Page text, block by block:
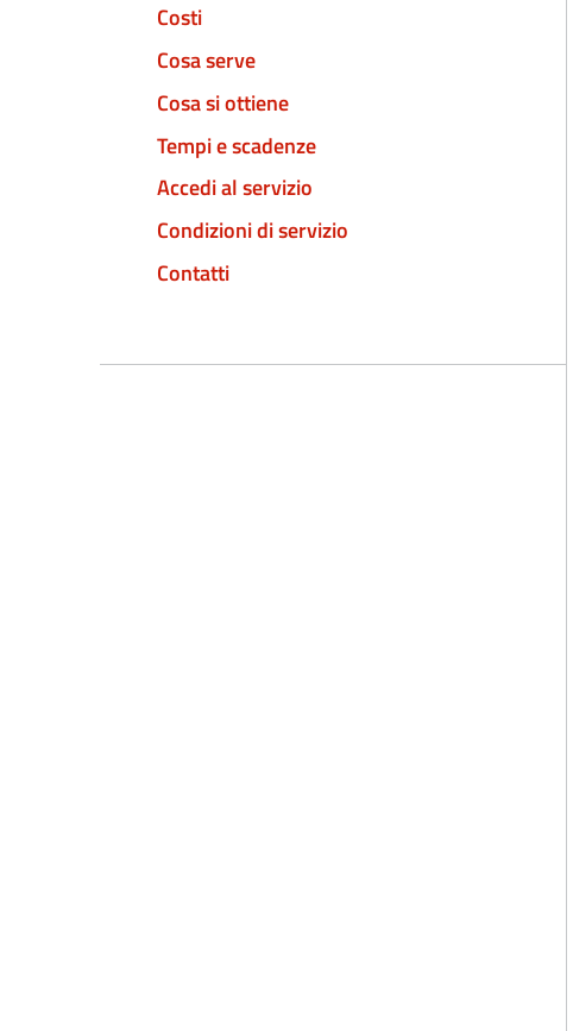
Costi
Cosa serve
Cosa si ottiene
Tempi e scadenze
Accedi al servizio
Condizioni di servizio
Contatti